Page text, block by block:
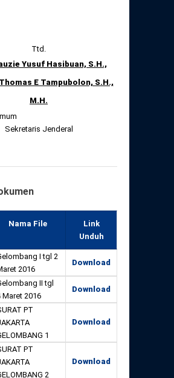
Ttd.
Yusuf Hasibuan, S.H.,
Thomas E Tampubolon, S.H.,
M.H.
Umum
Sekretaris Jenderal
Nama File
Link
Unduh
I tgl 2
2016
Download
II tgl
Maret 2016
Download
PT
1
Download
PT
2
Download